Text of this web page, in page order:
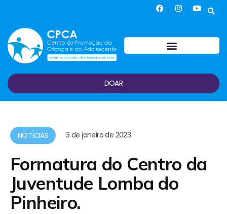
DOAR
NOTÍCIAS 3 de janeiro de 2023
Formatura do Centro da
Juventude Lomba do
Pinheiro.